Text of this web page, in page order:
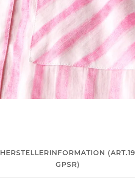
HERSTELLERINFORMATION (ART.19
GPSR)